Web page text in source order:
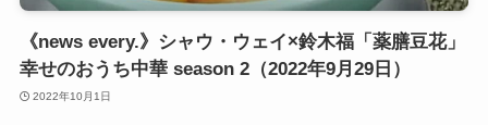
《news every.》シャウ・ウェイ×鈴木福「薬膳豆花」
幸せのおうち中華 season 2（2022年9月29日）
2022年10月1日